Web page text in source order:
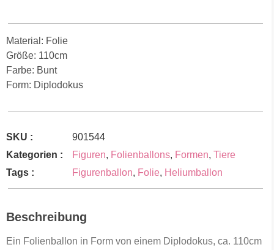
Material: Folie
Größe: 110cm
Farbe: Bunt
Form: Diplodokus
SKU :
901544
Kategorien :
Figuren, Folienballons, Formen, Tiere
Tags :
Figurenballon, Folie, Heliumballon
Beschreibung
Ein Folienballon in Form von einem Diplodokus, ca. 110cm